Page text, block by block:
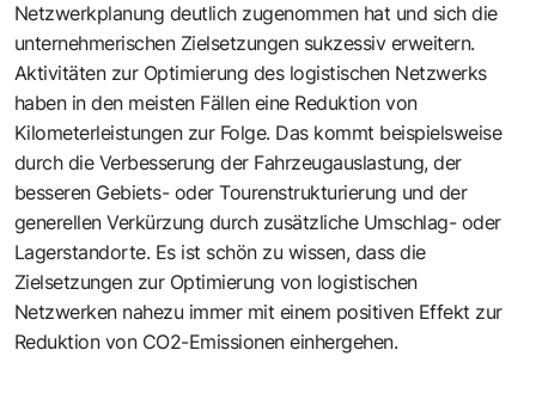
Netzwerkplanung deutlich zugenommen hat und sich die
unternehmerischen Zielsetzungen sukzessiv erweitern.
Aktivitäten zur Optimierung des logistischen Netzwerks
haben in den meisten Fällen eine Reduktion von
Kilometerleistungen zur Folge. Das kommt beispielsweise
durch die Verbesserung der Fahrzeugauslastung, der
besseren Gebiets- oder Tourenstrukturierung und der
generellen Verkürzung durch zusätzliche Umschlag- oder
Lagerstandorte. Es ist schön zu wissen, dass die
Zielsetzungen zur Optimierung von logistischen
Netzwerken nahezu immer mit einem positiven Effekt zur
Reduktion von CO2-Emissionen einhergehen.